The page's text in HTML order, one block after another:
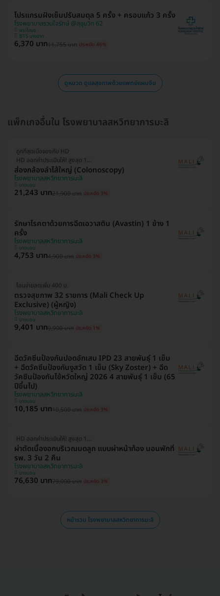
โปรแกรมฝังเข็มปรับสมดุล 5 ครั้ง + ครอบแก้ว 3 ครั้ง
โรงพยาบาลรวมใจรักษ์ @สุขุมวิท 62
พระโขนง
BTS บางจาก
6,370 บาท11,755 บาท ประหยัด 46%
ดูหมวด ดูแลสุขภาพด้วยแพทย์แผนจีน
แพ็กเกจอื่นใน โรงพยาบาลสหวิทยาการมะลิ
ถูกที่สุดเมื่อจองกับ HD
HD ออกค่าประเมินให้! สูงสุด 1000 บ.
ส่องกล้องลำไส้ใหญ่ (Colonoscopy)
โรงพยาบาลสหวิทยาการมะลิ
บางบอน
21,243 บาท21,900 บาท ประหยัด 3%
รักษาโรคตาด้วยการฉีดเอวาสติน (Avastin) 1 ข้าง 1
ครั้ง
โรงพยาบาลสหวิทยาการมะลิ
บางบอน
4,753 บาท4,900 บาท ประหยัด 3%
โอนจ่ายลดเพิ่ม 400 บ.
ตรวจสุขภาพ 32 รายการ (Mali Check Up
Exclusive) (ผู้หญิง)
โรงพยาบาลสหวิทยาการมะลิ
บางบอน
9,401 บาท9,900 บาท ประหยัด 1%
ฉีดวัคซีนป้องกันปอดอักเสบ IPD 23 สายพันธุ์ 1 เข็ม
+ ฉีดวัคซีนป้องกันงูสวัด 1 เข็ม (Sky Zoster) + ฉีด
วัคซีนป้องกันไข้หวัดใหญ่ 2026 4 สายพันธุ์ 1 เข็ม (65
ปีขึ้นไป)
โรงพยาบาลสหวิทยาการมะลิ
บางบอน
10,185 บาท10,500 บาท ประหยัด 3%
HD ออกค่าประเมินให้! สูงสุด 1500 บ.
ผ่าตัดเนื้องอกบริเวณมดลูก แบบผ่าหน้าท้อง นอนพักที่
รพ. 3 วัน 2 คืน
โรงพยาบาลสหวิทยาการมะลิ
บางบอน
76,630 บาท79,000 บาท ประหยัด 3%
หน้ารวม โรงพยาบาลสหวิทยาการมะลิ